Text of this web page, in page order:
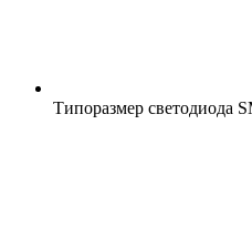
Типоразмер светодиода